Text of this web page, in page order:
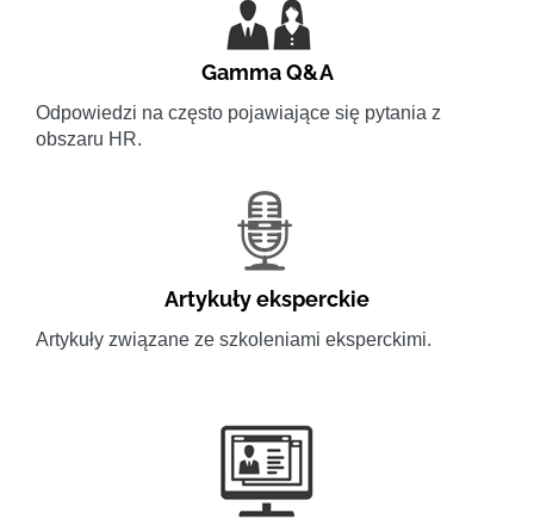
Gamma Q&A
Odpowiedzi na często pojawiające się pytania z
obszaru HR.
Artykuły eksperckie
Artykuły związane ze szkoleniami eksperckimi.